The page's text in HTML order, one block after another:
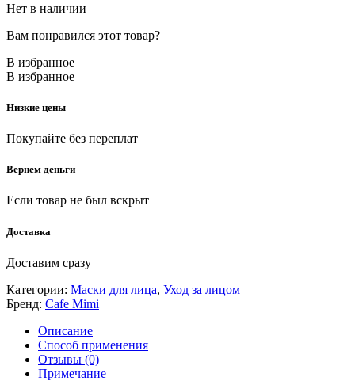
Нет в наличии
Вам понравился этот товар?
В избранное
В избранное
Низкие цены
Покупайте без переплат
Вернем деньги
Если товар не был вскрыт
Доставка
Доставим сразу
Категории: Маски для лица, Уход за лицом
Бренд: Cafe Mimi
Описание
Способ применения
Отзывы (0)
Примечание